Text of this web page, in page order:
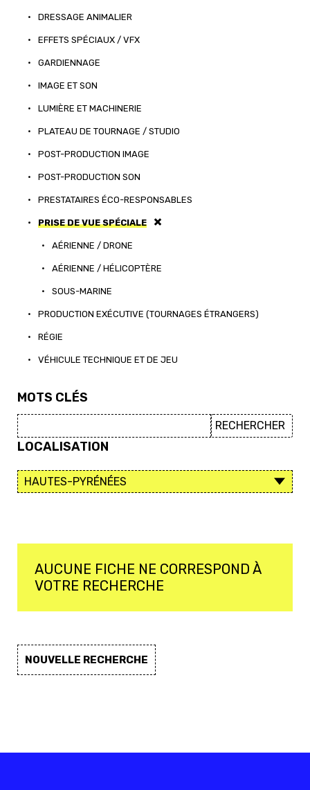
• DRESSAGE ANIMALIER
• EFFETS SPÉCIAUX / VFX
• GARDIENNAGE
• IMAGE ET SON
• LUMIÈRE ET MACHINERIE
• PLATEAU DE TOURNAGE / STUDIO
• POST-PRODUCTION IMAGE
• POST-PRODUCTION SON
• PRESTATAIRES ÉCO-RESPONSABLES
• PRISE DE VUE SPÉCIALE
• AÉRIENNE / DRONE
• AÉRIENNE / HÉLICOPTÈRE
• SOUS-MARINE
• PRODUCTION EXÉCUTIVE (TOURNAGES ÉTRANGERS)
• RÉGIE
• VÉHICULE TECHNIQUE ET DE JEU
MOTS CLÉS
LOCALISATION
AUCUNE FICHE NE CORRESPOND À
VOTRE RECHERCHE
NOUVELLE RECHERCHE